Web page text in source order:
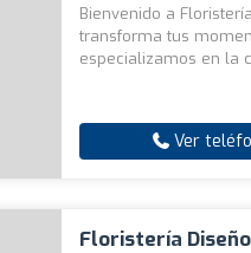
Bienvenido a
transforma tus
especializamos en la
Ver
Floristería